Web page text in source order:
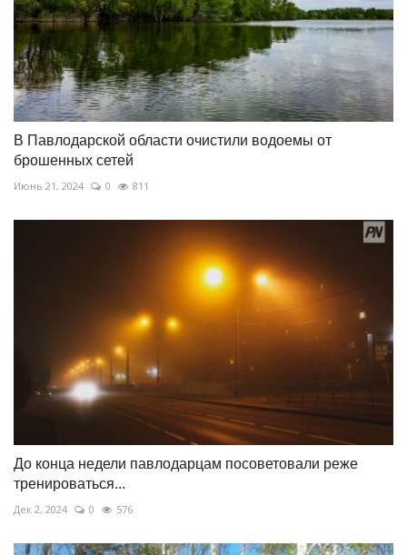
В Павлодарской области очистили водоемы от
брошенных сетей
Июнь 21, 2024 0 811
До конца недели павлодарцам посоветовали реже
тренироваться...
Дек 2, 2024 0 576